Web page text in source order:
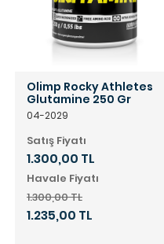
Olimp Rocky Athletes
Glutamine 250 Gr
04-2029
Satış Fiyatı
1.300,00 TL
Havale Fiyatı
1.300,00 TL
1.235,00 TL